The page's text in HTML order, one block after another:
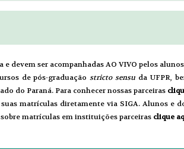
devem ser acompanhadas AO VIVO pelos
de pós-graduaçãostricto sensu da UFPR,
do Paraná. Para conhecer nossas parceiras
matrículas diretamente via SIGA. Alunos
matrículas em instituições parceiras clique a